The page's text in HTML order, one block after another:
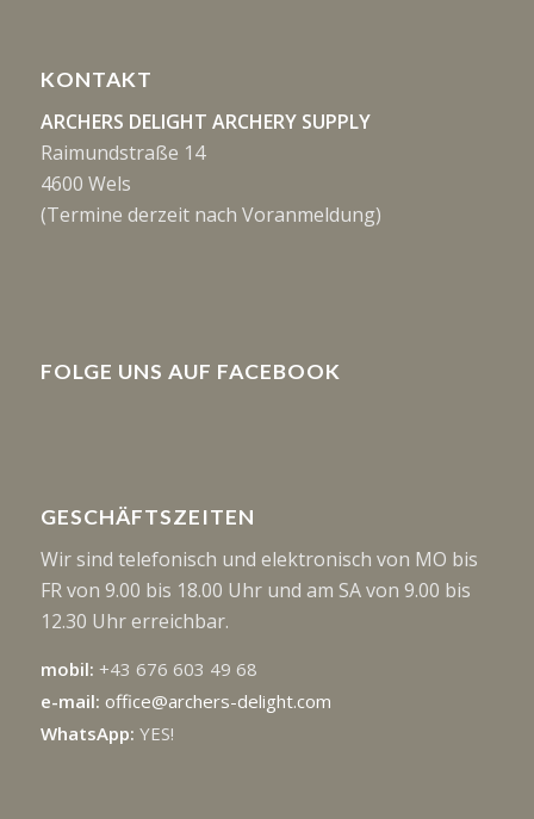
KONTAKT
ARCHERS DELIGHT ARCHERY SUPPLY
Raimundstraße 14
4600 Wels
(Termine derzeit nach Voranmeldung)
FOLGE UNS AUF FACEBOOK
GESCHÄFTSZEITEN
Wir sind telefonisch und elektronisch von MO bis
FR von 9.00 bis 18.00 Uhr und am SA von 9.00 bis
12.30 Uhr erreichbar.
mobil: +43 676 603 49 68
e-mail: office@archers-delight.com
WhatsApp: YES!